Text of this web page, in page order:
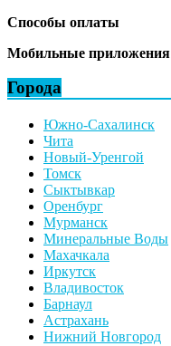
Способы оплаты
Мобильные приложения
Города
Южно-Сахалинск
Чита
Новый-Уренгой
Томск
Сыктывкар
Оренбург
Мурманск
Минеральные Воды
Махачкала
Иркутск
Владивосток
Барнаул
Астрахань
Нижний Новгород